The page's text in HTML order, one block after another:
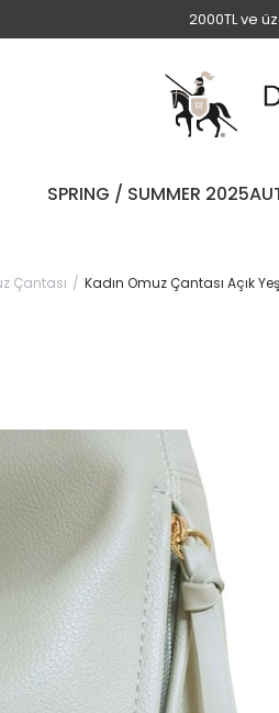
2000TL ve
SPRING / SUMMER 2025
Çantası Kadın Omuz Çantası Açık